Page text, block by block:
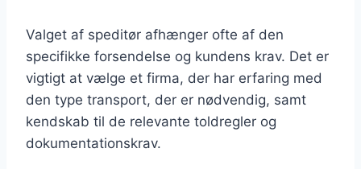
Valget af speditør afhænger ofte af den
specifikke forsendelse og kundens krav. Det er
vigtigt at vælge et firma, der har erfaring med
den type transport, der er nødvendig, samt
kendskab til de relevante toldregler og
dokumentationskrav.